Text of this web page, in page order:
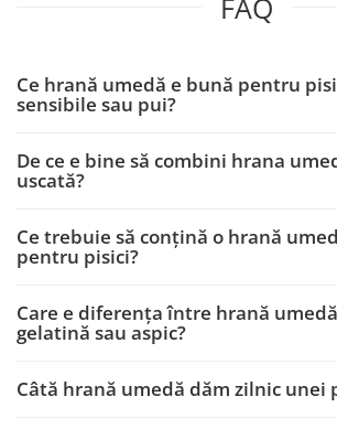
FAQ
Ce hrană umedă e bună pentru
sensibile sau pui?
De ce e bine să combini hrana
uscată?
Ce trebuie să conțină o hrană
pentru pisici?
Care e diferența între hrană
gelatină sau aspic?
Câtă hrană umedă dăm zilnic unei